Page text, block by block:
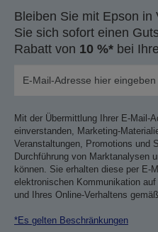
Bleiben Sie mit Epson in
Sie sich sofort einen
Rabatt von 10 %* bei
Mit der Übermittlung Ihrer E-Mail-
einverstanden, Marketing-
Veranstaltungen, Promotions und
Durchführung von Marktanalysen
können. Sie erhalten diese per E-
elektronischen Kommunikation
und Ihres Online-Verhaltens
*Es gelten Beschränkungen